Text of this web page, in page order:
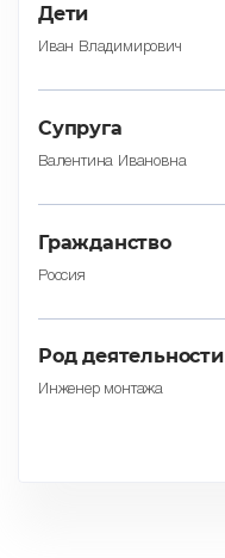
Дети
Иван Владимирович
Супруга
Валентина Ивановна
Гражданство
Россия
Род деятельности
Инженер монтажа